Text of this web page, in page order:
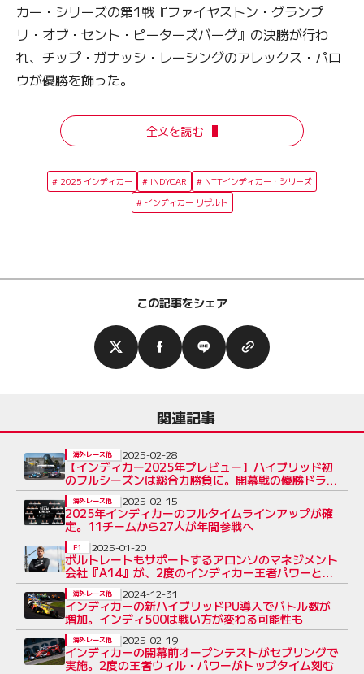
カー・シリーズの第1戦『ファイヤストン・グランプ
リ・オブ・セント・ピーターズバーグ』の決勝が行わ
れ、チップ・ガナッシ・レーシングのアレックス・パロ
ウが優勝を飾った。
全文を読む
2025 インディカー INDYCAR
NTTインディカー・シリーズ
インディカー リザルト
この記事をシェア
関連記事
【インディカー2025年プレビュー】ハイブリッド初
のフルシーズンは総合力勝負に。開幕戦の優勝ドライ
バーも予想
海外レース他 2025-02-28
2025年インディカーのフルタイムラインアップが確
定。11チームから27人が年間参戦へ
海外レース他 2025-02-15
ボルトレートもサポートするアロンソのマネジメント
会社『A14』が、2度のインディカー王者パワーと提
携
F1 2025-01-20
インディカーの新ハイブリッドPU導入でバトル数が
増加。インディ500は戦い方が変わる可能性も
海外レース他 2024-12-31
インディカーの開幕前オープンテストがセブリングで
実施。2度の王者ウィル・パワーがトップタイム刻む
海外レース他 2025-02-19